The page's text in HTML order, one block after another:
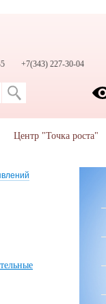
+7(343) 227-30-04
Центр "Точка роста"